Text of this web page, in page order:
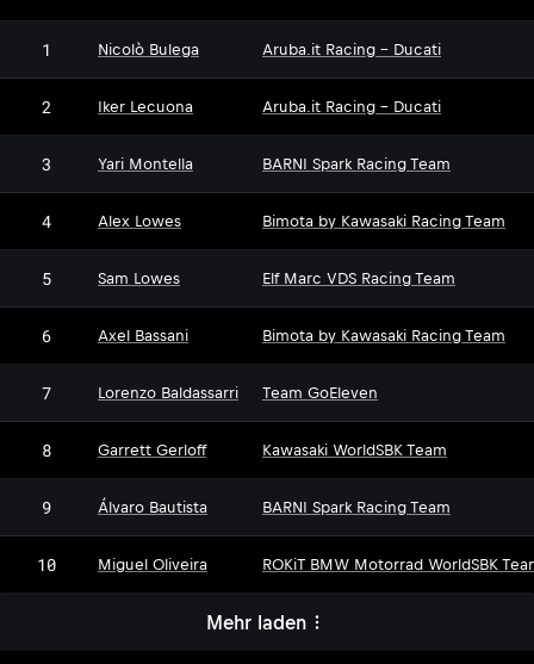
1 Nicolò Bulega Aruba.it Racing - Ducati
2 Iker Lecuona Aruba.it Racing - Ducati
3 Yari Montella BARNI Spark Racing Team
4 Alex Lowes Bimota by Kawasaki Racing Team
5 Sam Lowes Elf Marc VDS Racing Team
6 Axel Bassani Bimota by Kawasaki Racing Team
7 Lorenzo Baldassarri Team GoEleven
8 Garrett Gerloff Kawasaki WorldSBK Team
9 Álvaro Bautista BARNI Spark Racing Team
10 Miguel Oliveira ROKiT BMW Motorrad WorldSBK
Mehr laden